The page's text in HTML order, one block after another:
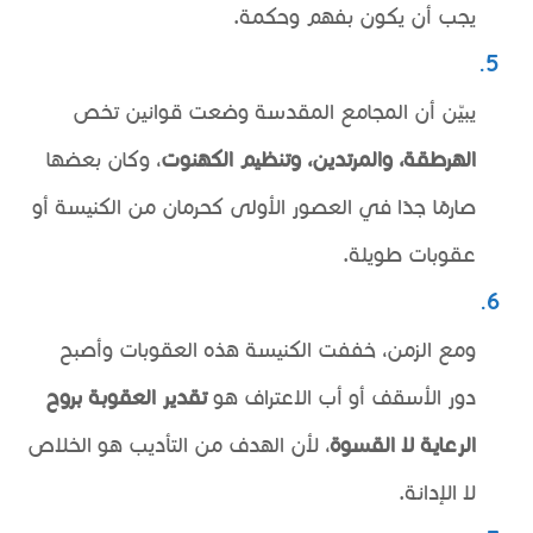
يجب أن يكون بفهم وحكمة.
يبيّن أن المجامع المقدسة وضعت قوانين تخص
الهرطقة، والمرتدين، وتنظيم الكهنوت، وكان بعضها
صارمًا جدًا في العصور الأولى كحرمان من الكنيسة أو
عقوبات طويلة.
ومع الزمن، خففت الكنيسة هذه العقوبات وأصبح
دور الأسقف أو أب الاعتراف هوتقدير العقوبة بروح
الرعاية لا القسوة، لأن الهدف من التأديب هو الخلاص
لا الإدانة.